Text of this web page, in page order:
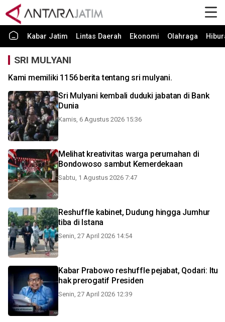
Kabar Jatim Lintas Daerah Ekonomi Olahraga
SRI MULYANI
Kami memiliki 1156 berita tentang sri mulyani.
Sri Mulyani kembali duduki jabatan di Bank
Dunia
Kamis, 6 Agustus 2026 15:36
Melihat kreativitas warga perumahan di
Bondowoso sambut Kemerdekaan
Sabtu, 1 Agustus 2026 7:47
Reshuffle kabinet, Dudung hingga Jumhur
tiba di Istana
Senin, 27 April 2026 14:54
Kabar Prabowo reshuffle pejabat, Qodari: Itu
hak prerogatif Presiden
Senin, 27 April 2026 12:39